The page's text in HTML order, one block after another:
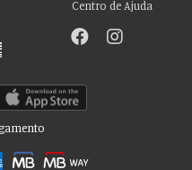
Centro de Ajuda